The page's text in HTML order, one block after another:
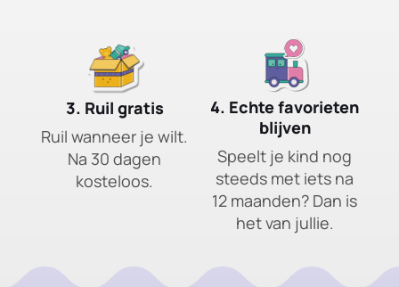
3. Ruil gratis
Ruil wanneer je wilt.
Na 30 dagen
kosteloos.
4. Echte favorieten
blijven
Speelt je kind nog
steeds met iets na
12 maanden? Dan is
het van jullie.